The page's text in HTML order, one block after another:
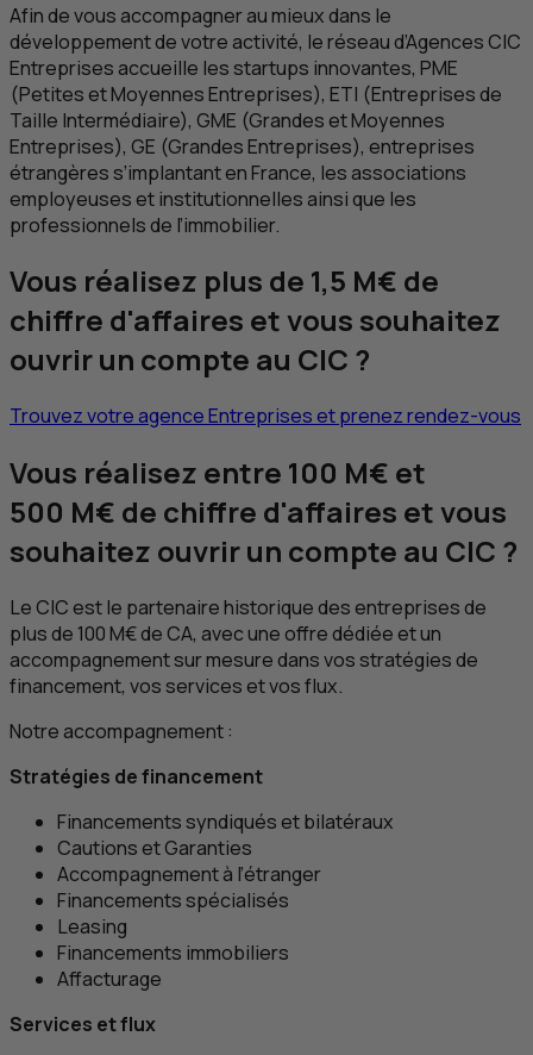
Afin de vous accompagner au mieux dans le
développement de votre activité, le réseau d’AgencesCIC
Entreprises accueille les startups innovantes, PME
(Petites et Moyennes Entreprises), ETI (Entreprises de
Taille Intermédiaire), GME (Grandes et Moyennes
Entreprises), GE (Grandes Entreprises), entreprises
étrangères s’implantant en France, les associations
employeuses et institutionnelles ainsi que les
professionnels de l’immobilier.
Vous réalisez plus de 1,5 M€ de
chiffre d'affaires et vous souhaitez
ouvrir un compte au CIC ?
Trouvez votre agence Entreprises et prenez rendez-vous
Vous réalisez entre 100 M€ et
500 M€ de chiffre d'affaires et vous
souhaitez ouvrir un compte au CIC ?
LeCICest le partenaire historique des entreprises de
plus de 100 M€ deCA, avec une offre dédiée et un
accompagnement sur mesure dans vos stratégies de
financement, vos services et vos flux.
Notre accompagnement :
Stratégies de financement
Financements syndiqués et bilatéraux
Cautions et Garanties
Accompagnement à l’étranger
Financements spécialisés
Leasing
Financements immobiliers
Affacturage
Services et flux